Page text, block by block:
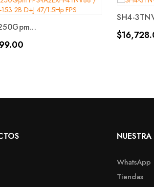
SH4-
Precio
WhatsApp
Tiendas